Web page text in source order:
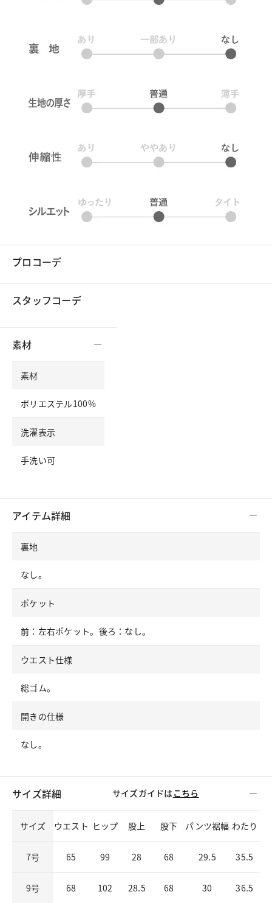
プロコーデ
スタッフコーデ
素材
素材
ポリエステル100%
洗濯表示
手洗い可
アイテム詳細
裏地
なし。
ポケット
前：左右ポケット。後ろ：なし。
ウエスト仕様
総ゴム。
開きの仕様
なし。
サイズ詳細 サイズガイドはこちら
サイズ ウエスト ヒップ 股上 股下 パンツ裾幅 わたり
7号 65 99 28 68 29.5 35.5
9号 68 102 28.5 68 30 36.5